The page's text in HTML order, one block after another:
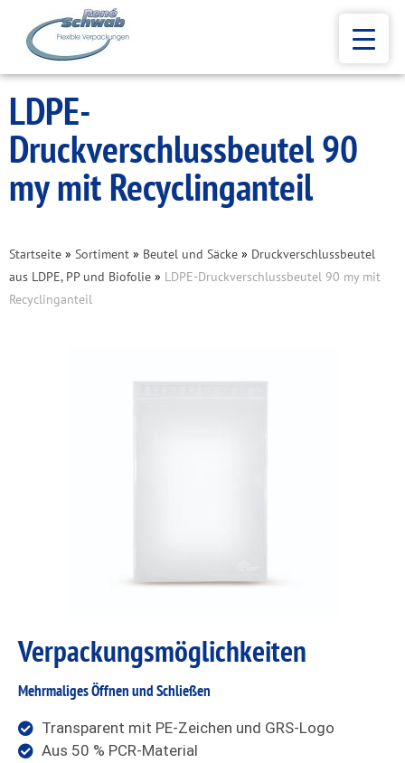
LDPE-
Druckverschlussbeutel 90
my mit Recyclinganteil
Startseite » Sortiment » Beutel und Säcke » Druckverschlussbeutel
aus LDPE, PP und Biofolie » LDPE-Druckverschlussbeutel 90 my mit
Recyclinganteil
Verpackungsmöglichkeiten
Mehrmaliges Öffnen und Schließen
Transparent mit PE-Zeichen und GRS-Logo
Aus 50 % PCR-Material